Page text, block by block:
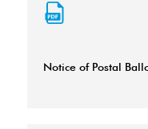
Notice of Postal